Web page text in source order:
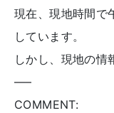
現在、現地時間で
しています。
しかし、現地の情
—–
COMMENT: